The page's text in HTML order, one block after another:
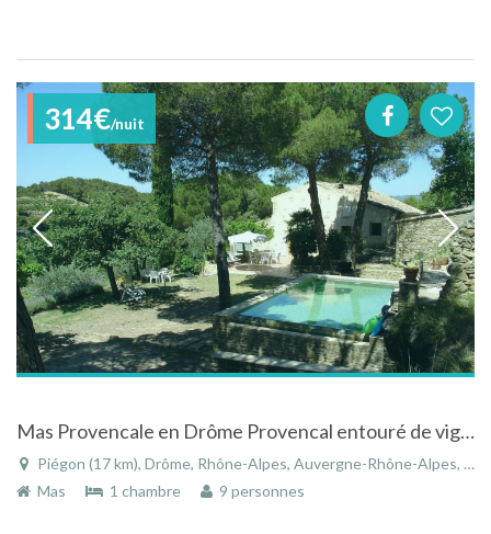
314€/nuit
Mas Provencale en Drôme Provencal entouré de vignes, oliviers et de pins
Piégon (17 km), Drôme, Rhône-Alpes, Auvergne-Rhône-Alpes, France
Mas
1 chambre 9 personnes